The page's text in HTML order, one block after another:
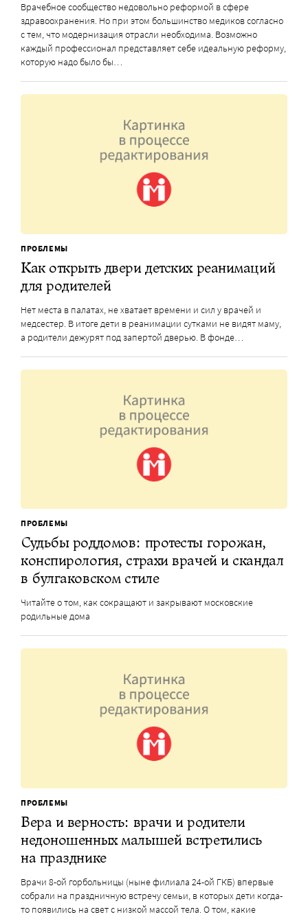
Врачебное сообщество недовольно реформой в сфере
здравоохранения. Но при этом большинство медиков согласно
с тем, что модернизация отрасли необходима. Возможно
каждый профессионал представляет себе идеальную реформу,
которую надо было бы…
ПРОБЛЕМЫ
Как открыть двери детских реанимаций
для родителей
Нет места в палатах, не хватает времени и сил у врачей и
медсестер. В итоге дети в реанимации сутками не видят маму,
а родители дежурят под запертой дверью. В фонде…
ПРОБЛЕМЫ
Судьбы роддомов: протесты горожан,
конспирология, страхи врачей и скандал
в булгаковском стиле
Читайте о том, как сокращают и закрывают московские
родильные дома
ПРОБЛЕМЫ
Вера и верность: врачи и родители
недоношенных малышей встретились
на празднике
Врачи 8-ой горбольницы (ныне филиала 24-ой ГКБ) впервые
собрали на праздничную встречу семьи, в которых дети когда-
то появились на свет с низкой массой тела. О том, какие